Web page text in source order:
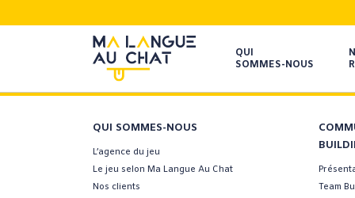
QUI
SOMMES-NOUS
QUI SOMMES-NOUS
L’agence du jeu
Le jeu selon Ma Langue Au Chat
Nos clients
Team